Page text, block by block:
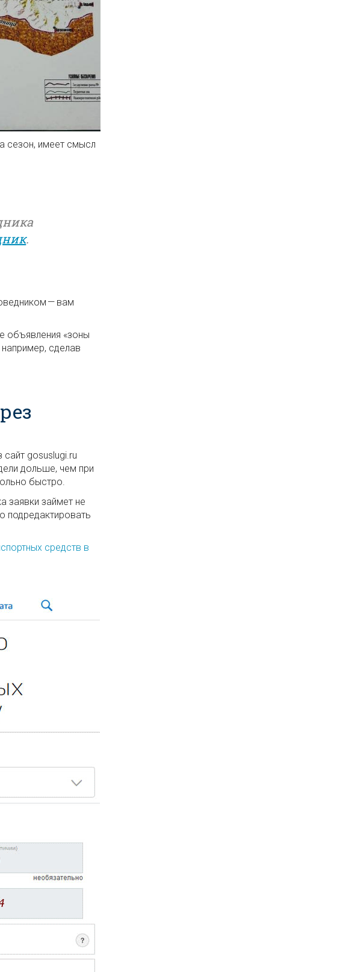
сезон, имеет смысл
.
— вам
объявления «зоны
сделав
gosuslugi.ru
дольше, чем при
быстро.
заявки займет не
подредактировать
средств в